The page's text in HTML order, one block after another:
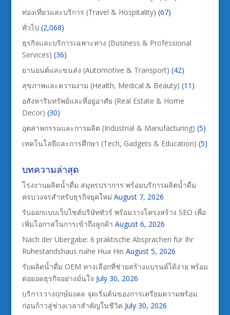
ท่องเที่ยวและบริการ (Travel & Hospitality) (67)
ทั่วไป (2,068)
ธุรกิจและบริการเฉพาะทาง (Business & Professional
Services) (36)
ยานยนต์และขนส่ง (Automotive & Transport) (42)
สุขภาพและความงาม (Health, Medical & Beauty) (11)
อสังหาริมทรัพย์และที่อยู่อาศัย (Real Estate & Home
Decor) (30)
อุตสาหกรรมและการผลิต (Industrial & Manufacturing) (5)
เทคโนโลยีและการศึกษา (Tech, Gadgets & Education) (5)
บทความล่าสุด
โรงงานผลิตน้ำดื่ม สมุทรปราการ พร้อมบริการผลิตน้ำดื่ม
ครบวงจรสำหรับธุรกิจยุคใหม่ August 7, 2026
รับออกแบบเว็บไซต์บริษัททัวร์ พร้อมวางโครงสร้าง SEO เพื่อ
เพิ่มโอกาสในการเข้าถึงลูกค้า August 6, 2026
Nach der Übergabe: 6 praktische Absprachen für Ihr
Ruhestandshaus nahe Hua Hin August 5, 2026
รับผลิตน้ำดื่ม OEM ทางเลือกที่ช่วยสร้างแบรนด์ได้ง่าย พร้อม
ต่อยอดธุรกิจอย่างมั่นใจ July 30, 2026
บริการวางฤกษ์มงคล จุดเริ่มต้นของการเตรียมความพร้อม
ก่อนก้าวสู่ช่วงเวลาสำคัญในชีวิต July 30, 2026